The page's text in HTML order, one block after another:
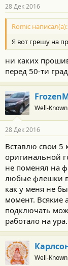
28 Дек 2016
Romic написал(а):
Я вот грешу на
ни каких
перед 50-ти
Well-
28 Дек 2016
Вставлю свои 5
оригинальной
не поменял на
любые флешки
как у меня не
момент.
подключать
работало на ура.
Well-